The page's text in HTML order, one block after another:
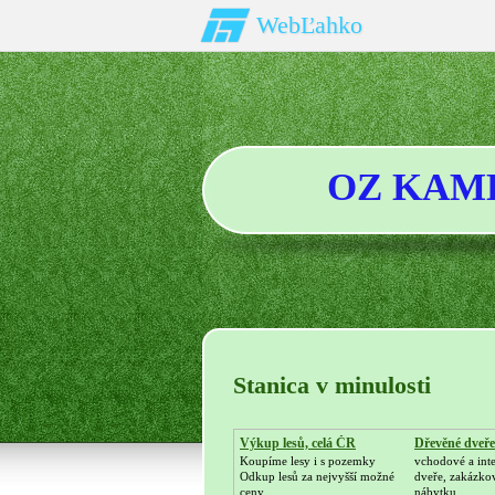
WebĽahko
OZ
Stanica v minulosti
Výkup lesů, celá ČR
Koupíme lesy i s pozemky
Odkup lesů za nejvyšší možné
ceny.
Dřevěné
vchodové a
dveře,
nábytku